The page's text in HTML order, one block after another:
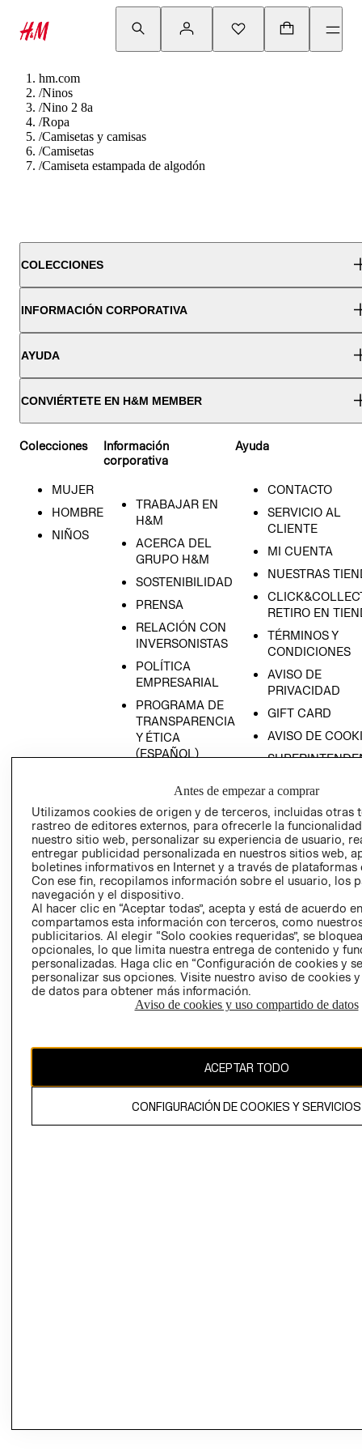
hm.com
/Ninos
/Nino 2 8a
/Ropa
/Camisetas y camisas
/Camisetas
/Camiseta estampada de algodón
COLECCIONES
INFORMACIÓN CORPORATIVA
AYUDA
CONVIÉRTETE EN H&M MEMBER
Colecciones
MUJER
HOMBRE
NIÑOS
Información
corporativa
TRABAJAR EN
H&M
ACERCA DEL
GRUPO H&M
SOSTENIBILIDAD
PRENSA
RELACIÓN CON
INVERSONISTAS
POLÍTICA
EMPRESARIAL
PROGRAMA DE
TRANSPARENCIA
Y ÉTICA
(ESPAÑOL)
TRANSPARENCIA
Y ÉTICA (INGLÉS)
Ayuda
CONTACTO
SERVICIO AL
CLIENTE
MI CUENTA
NUESTRAS
RETIRO EN
TÉRMINOS Y
CONDICIONES
AVISO DE
PRIVACIDAD
GIFT CARD
AVISO DE
COMERCIO - SIC
PETICIONES
QUEJAS Y
RECLAMOS
Colombia ($)
CAMBIAR REGIÓN
propiedad de H&M Hennes & Mauritz AB.
Antes de empezar a comprar
Utilizamos cookies de origen y de terceros, incluidas otras
rastreo de editores externos, para ofrecerle la
nuestro sitio web, personalizar su experiencia de usuario,
entregar publicidad personalizada en nuestros sitios web,
boletines informativos en Internet y a través de plataformas
Con ese fin, recopilamos información sobre el usuario, los
navegación y el dispositivo.
Al hacer clic en “Aceptar todas”, acepta y está de acuerdo
compartamos esta información con terceros, como
publicitarios. Al elegir “Solo cookies requeridas”, se
opcionales, lo que limita nuestra entrega de contenido y
personalizadas. Haga clic en “Configuración de cookies y
personalizar sus opciones. Visite nuestro aviso de cookies
de datos para obtener más información.
Aviso de cookies y uso compartido de datos
ACEPTAR TODO
CONFIGURACIÓN DE COOKIES Y SERVICIOS